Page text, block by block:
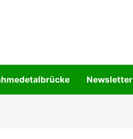
Newsletter